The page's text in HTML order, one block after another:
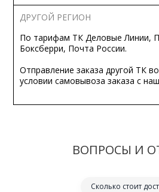
ДРУГОЙ РЕГИОН
По тарифам ТК Деловые Линии,
Боксберри, Почта России.
Отправление заказа другой ТК
условии самовывоза заказа с
ВОПРОСЫ И
Сколько стоит